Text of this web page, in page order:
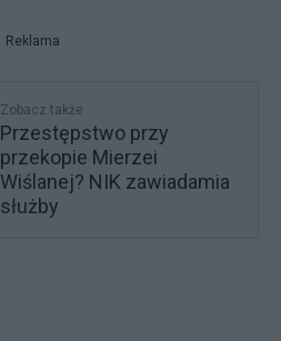
Reklama
Zobacz także
Przestępstwo przy
przekopie Mierzei
Wiślanej? NIK zawiadamia
służby